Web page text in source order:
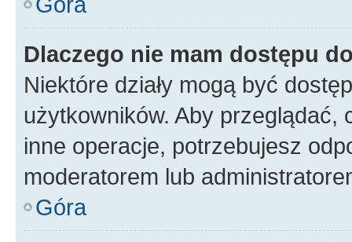
Dlaczego nie mam dostępu
Niektóre działy mogą być
użytkowników. Aby
inne operacje, potrzebujesz
moderatorem lub
Góra